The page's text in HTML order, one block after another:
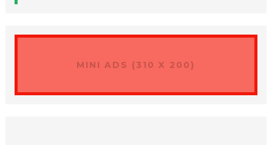
MINI ADS (310 X 200)